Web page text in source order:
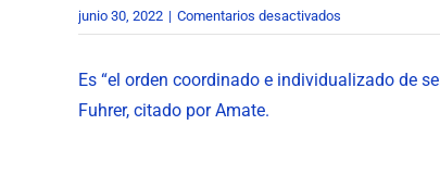
junio 30, 2022 | Comentarios desactivados
Rehabilitación
Es “el orden coordinado e individualizado de
Fuhrer, citado por Amate.